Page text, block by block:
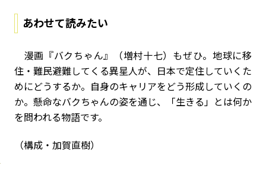
あわせて読みたい
漫画『バクちゃん』（増村十七）もぜひ。地球に移
住・難民避難してくる異星人が、日本で定住していくた
めにどうするか。自身のキャリアをどう形成していくの
か。懸命なバクちゃんの姿を通じ、「生きる」とは何か
を問われる物語です。
（構成・加賀直樹）